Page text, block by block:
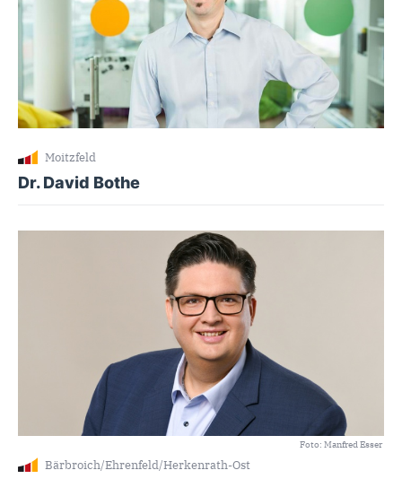
Moitzfeld
Dr. David Bothe
Foto: Manfred Esser
Bärbroich/Ehrenfeld/Herkenrath-Ost